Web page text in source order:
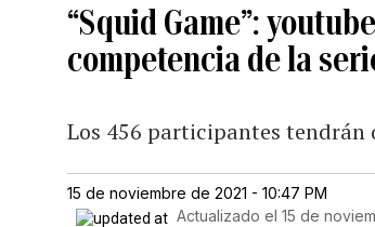
“Squid Game”:
competencia de la
Los 456 participantes
15 de noviembre de 2021 - 10:47 PM
Actualizado el15 de